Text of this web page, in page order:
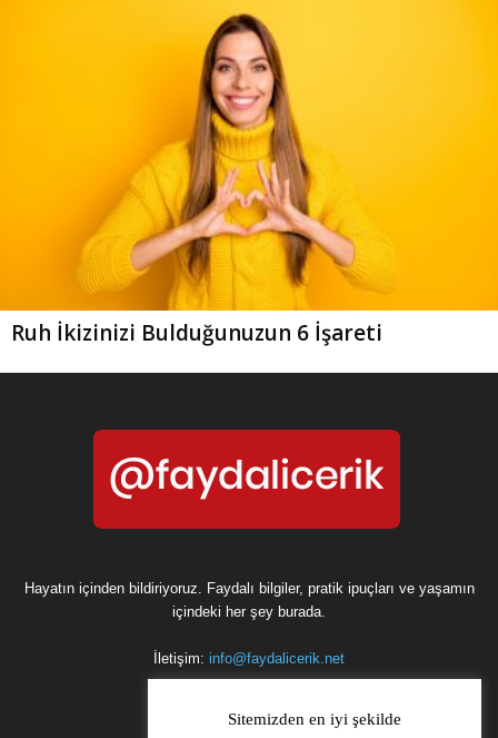
Ruh İkizinizi Bulduğunuzun 6 İşareti
Hayatın içinden bildiriyoruz. Faydalı bilgiler, pratik ipuçları ve yaşamın
içindeki her şey burada.
İletişim: info@faydalicerik.net
Sitemizden en iyi şekilde